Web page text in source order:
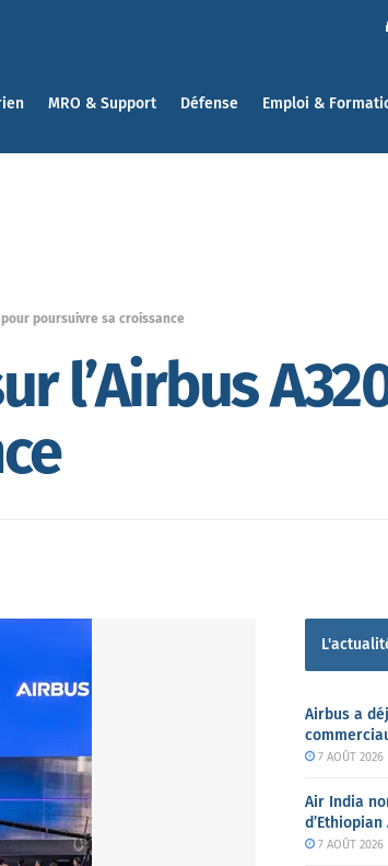
MRO & Support Défense Emploi &
poursuivre sa croissance
l’Airbus
Airbus a
7 AOÛT 2026
Air India
7 AOÛT 2026